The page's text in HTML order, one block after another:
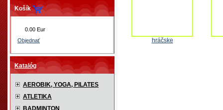
Košík
0.00 Eur
Objednať
Katalóg
AEROBIK, YOGA, PILATES
ATLETIKA
BADMINTON
hráčske